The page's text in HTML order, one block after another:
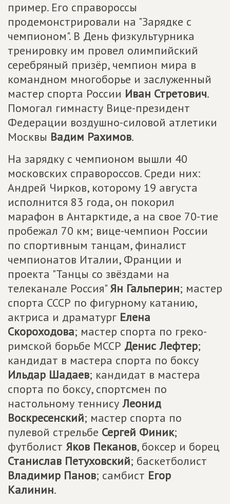
пример. Его справороссы
продемонстрировали на "Зарядке с
чемпионом". В День физкультурника
тренировку им провел олимпийский
серебряный призёр, чемпион мира в
командном многоборье и заслуженный
мастер спорта России Иван Стретович.
Помогал гимнасту Вице-президент
Федерации воздушно-силовой атлетики
Москвы Вадим Рахимов.
На зарядку с чемпионом вышли 40
московских справороссов. Среди них:
Андрей Чирков, которому 19 августа
исполнится 83 года, он покорил
марафон в Антарктиде, а на свое 70-тие
пробежал 70 км; вице-чемпион России
по спортивным танцам, финалист
чемпионатов Италии, Франции и
проекта "Танцы со звёздами на
телеканале Россия"Ян Гальперин; мастер
спорта СССР по фигурному катанию,
актриса и драматург Елена
Скороходова; мастер спорта по греко-
римской борьбе МССР Денис Лефтер;
кандидат в мастера спорта по боксу
Ильдар Шадаев; кандидат в мастера
спорта по боксу, спортсмен по
настольному теннису Леонид
Воскресенский; мастер спорта по
пулевой стрельбе Сергей Финик;
футболист Яков Пеканов, боксер и борец
Станислав Петуховский; баскетболист
Владимир Панов; самбист Егор
Калинин.